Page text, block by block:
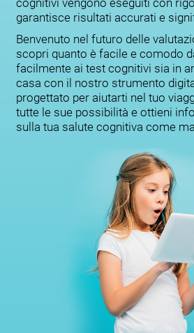
cognitivi vengono eseguiti con
garantisce risultati accurati e
Benvenuto nel futuro delle
scopri quanto è facile e comodo
facilmente ai test cognitivi sia in
casa con il nostro strumento
progettato per aiutarti nel tuo
tutte le sue possibilità e ottieni
sulla tua salute cognitiva come